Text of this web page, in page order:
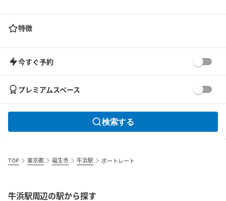
特徴
今すぐ予約
プレミアムスペース
検索する
TOP 東京都 福生市 牛浜駅 ポートレート
牛浜駅周辺の駅から探す